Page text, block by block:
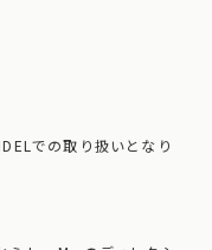
での取り扱いとなり